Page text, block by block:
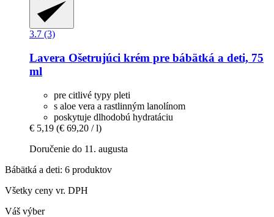
3.7 (3)
Lavera Ošetrujúci krém pre bábätká a deti, 75
ml
pre citlivé typy pleti
s aloe vera a rastlinným lanolínom
poskytuje dlhodobú hydratáciu
€ 5,19 (€ 69,20 / l)
Doručenie do 11. augusta
Bábätká a deti: 6 produktov
Všetky ceny vr. DPH
Váš výber